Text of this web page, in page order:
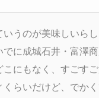
うのが美味しいらし
でに成城石井・富澤
にもなく、すごすご
くらいだけど、でか